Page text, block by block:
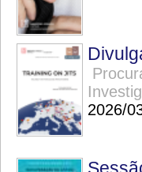
2026/